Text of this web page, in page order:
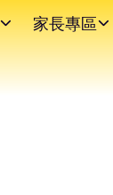
家長專區